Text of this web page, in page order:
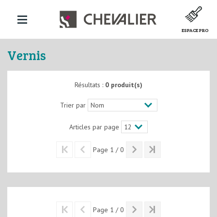
ESPACE PRO
Vernis
Résultats : 0 produit(s)
Trier par
Articles par page
Page 1 / 0
Page 1 / 0